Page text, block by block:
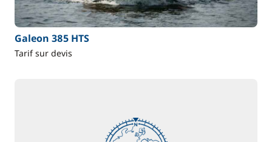
Galeon 385 HTS
Tarif sur devis